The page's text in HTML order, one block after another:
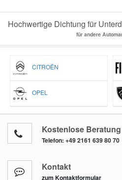
Hochwertige Dichtung für
für andere
CITROËN
OPEL
Kostenlose Beratung
Telefon: +49 2161 639 80 70
Kontakt
zum Kontaktformular